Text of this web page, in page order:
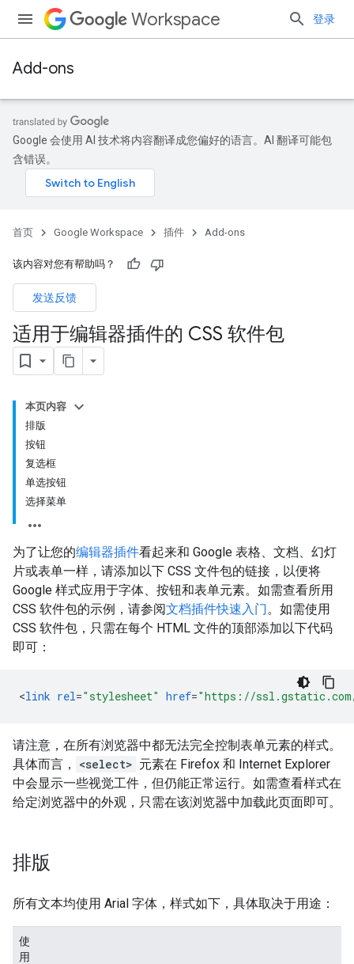
Workspace 登录
Add-ons
Google 会使用 AI 技术将内容翻译成您偏好的语言。AI 翻译可能包
含错误。
首页 Google Workspace 插件 Add-ons
该内容对您有帮助吗？
发送反馈
适用于编辑器插件的 CSS 软件包
本页内容
排版
按钮
复选框
单选按钮
选择菜单
为了让您的编辑器插件看起来和 Google 表格、文档、幻灯
片或表单一样，请添加以下 CSS 文件包的链接，以便将
Google 样式应用于字体、按钮和表单元素。如需查看所用
CSS 软件包的示例，请参阅文档插件快速入门。如需使用
CSS 软件包，只需在每个 HTML 文件的顶部添加以下代码
即可：
<link rel="stylesheet" href="https://
请注意，在所有浏览器中都无法完全控制表单元素的样式。
具体而言，
<select> 元素在 Firefox 和 Internet Explorer
中会显示一些视觉工件，但仍能正常运行。如需查看样式在
给定浏览器中的外观，只需在该浏览器中加载此页面即可。
排版
所有文本均使用 Arial 字体，样式如下，具体取决于用途：
使
用